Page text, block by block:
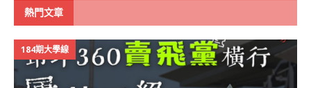
熱門文章
184期大學線